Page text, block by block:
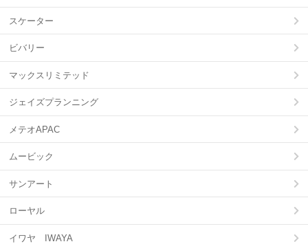
スケーター
ビバリー
マックスリミテッド
ジェイズプランニング
メテオAPAC
ムービック
サンアート
ローヤル
イワヤ IWAYA